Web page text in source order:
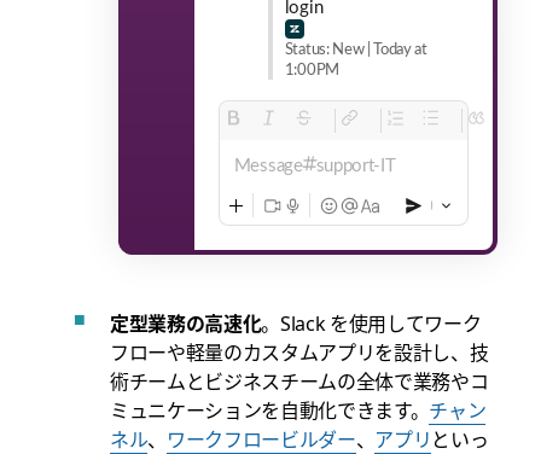
login
Status: New | Today at
1:00PM
Message support-IT
定型業務の高速化。Slack を使用してワーク
フローや軽量のカスタムアプリを設計し、技
術チームとビジネスチームの全体で業務やコ
ミュニケーションを自動化できます。 チャン
ネル、 ワークフロービルダー、 アプリ といっ